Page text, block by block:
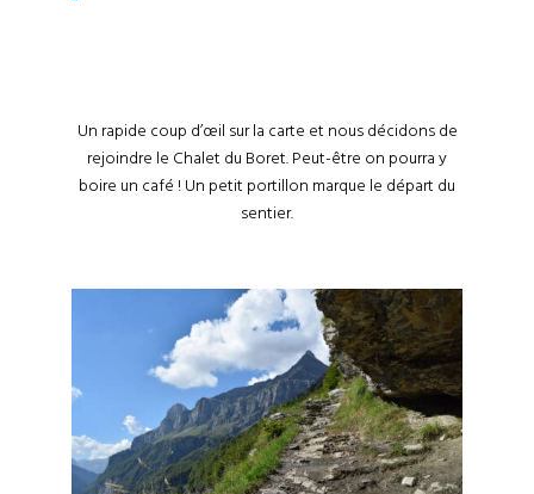
Un rapide coup d’œil sur la carte et nous décidons de
rejoindre le Chalet du Boret. Peut-être on pourra y
boire un café ! Un petit portillon marque le départ du
sentier.